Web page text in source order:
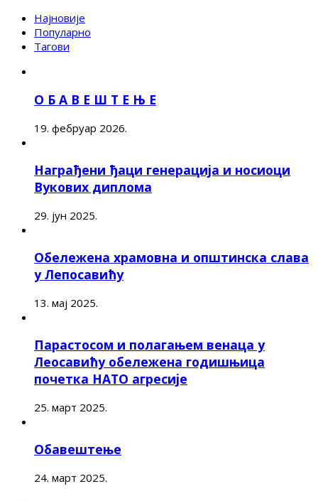
Најновије
Популарно
Тагови
О Б А В Е Ш Т Е Њ Е
19. фебруар 2026.
Награђени ђаци генерација и носиоци
Вукових диплома
29. јун 2025.
Обележена храмовна и општинска слава
у Лепосавићу
13. мај 2025.
Парастосом и полагањем венаца у
Леосавићу обележена годишњица
почетка НАТО агресије
25. март 2025.
Обавештење
24. март 2025.